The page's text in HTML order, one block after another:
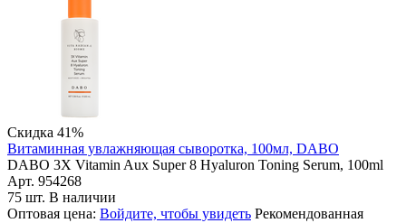
Скидка 41%
Витаминная увлажняющая сыворотка, 100мл, DABO
DABO 3X Vitamin Aux Super 8 Hyaluron Toning Serum, 100ml
Арт. 954268
75 шт. В наличии
Оптовая цена: Войдите, чтобы увидеть Рекомендованная